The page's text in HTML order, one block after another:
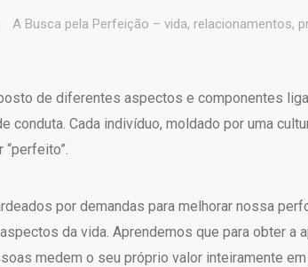
A Busca pela Perfeição – vida, relacionamentos,
de diferentes aspectos e componentes
Cada indivíduo, moldado por uma
por demandas para melhorar nossa
da vida. Aprendemos que para obter a
medem o seu próprio valor inteiramente